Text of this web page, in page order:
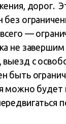
дорог.
—
не завершим
выезд с
быть
можно будет